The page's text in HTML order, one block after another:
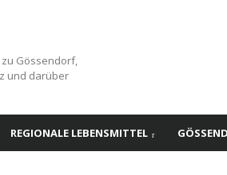
zu Gössendorf,
und darüber
REGIONALE LEBENSMITTEL